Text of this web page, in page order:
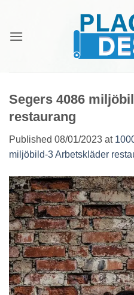
content
Segers 4086
restaurang
Published 08/01/2023 at
miljöbild-3 Arbetskläder